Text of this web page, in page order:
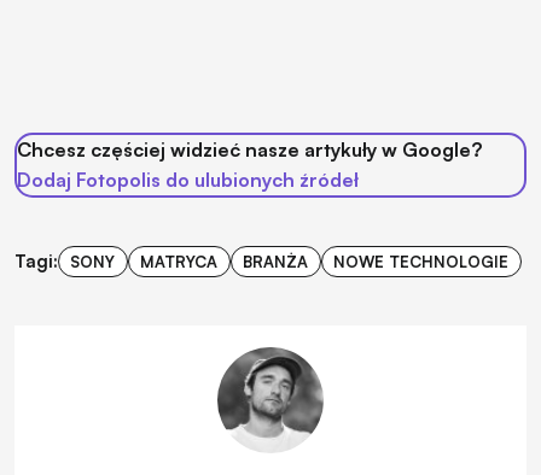
Chcesz częściej widzieć nasze artykuły w Google?
Dodaj Fotopolis do ulubionych źródeł
Tagi: SONY MATRYCA BRANŻA NOWE TECHNOLOGIE